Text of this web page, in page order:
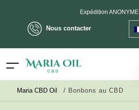
Nous contacter
Expédition ANONYME
Maria CBD Oil / Bonbons au CBD